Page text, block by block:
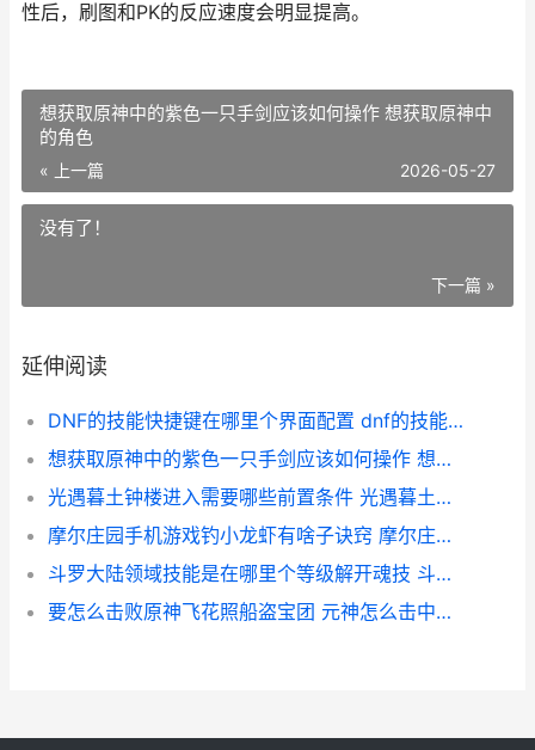
性后，刷图和PK的反应速度会明显提高。
想获取原神中的紫色一只手剑应该如何操作 想获取原神中
的角色
« 上一篇 2026-05-27
没有了！
下一篇 »
延伸阅读
DNF的技能快捷键在哪里个界面配置 dnf的技能快捷键怎么设置
想获取原神中的紫色一只手剑应该如何操作 想获取原神中的角色
光遇暮土钟楼进入需要哪些前置条件 光遇暮土终点门为什么不能开
摩尔庄园手机游戏钓小龙虾有啥子诀窍 摩尔庄园手游游戏攻略
斗罗大陆领域技能是在哪里个等级解开魂技 斗罗大陆领域效果
要怎么击败原神飞花照船盗宝团 元神怎么击中要害